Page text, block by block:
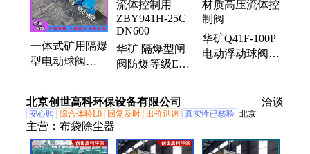
一体式矿用隔爆
型电动球阀
纹瓦斯流体控制
阀
华矿 隔爆型闸
阀防爆等级ExdI
制用ZBY941H-
25C DN600
华矿Q41F-100P
电动浮动球阀
北京创世高科环保设备有限公司
洽谈
安心购 综合体验L0 回复及时 出价迅速 真实性已核验 北京
主营： 布袋除尘器